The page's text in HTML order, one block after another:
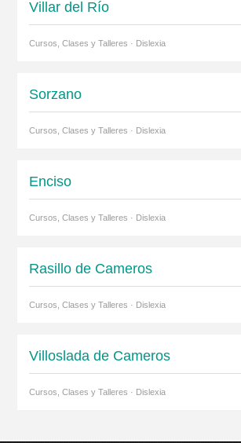
Villar del Río
Cursos, Clases y Talleres · Dislexia
Sorzano
Cursos, Clases y Talleres · Dislexia
Enciso
Cursos, Clases y Talleres · Dislexia
Rasillo de Cameros
Cursos, Clases y Talleres · Dislexia
Villoslada de Cameros
Cursos, Clases y Talleres · Dislexia